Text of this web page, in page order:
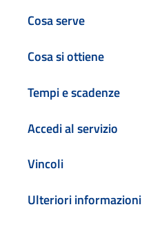
Cosa serve
Cosa si ottiene
Tempi e scadenze
Accedi al servizio
Vincoli
Ulteriori informazioni